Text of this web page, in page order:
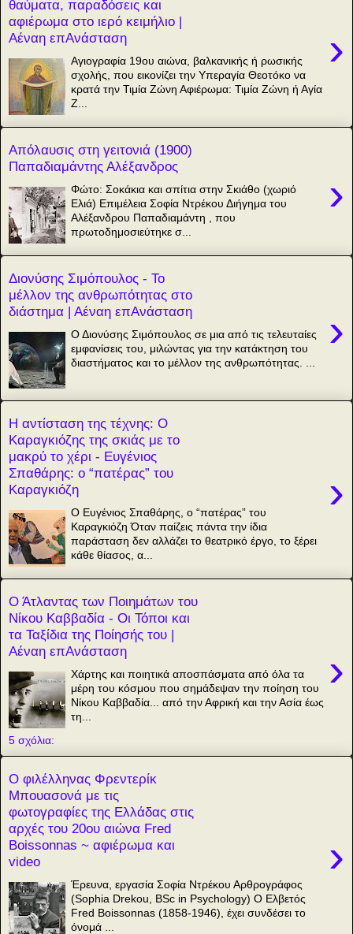
θαύματα, παραδόσεις και
αφιέρωμα στο ιερό κειμήλιο |
Αέναη επΑνάσταση
›
Αγιογραφία 19ου αιώνα, βαλκανικής ή ρωσικής
σχολής, που εικονίζει την Υπεραγία Θεοτόκο να
κρατά την Τιμία Ζώνη Αφιέρωμα: Τιμία Ζώνη ή Αγία
Ζ...
Απόλαυσις στη γειτονιά (1900)
Παπαδιαμάντης Αλέξανδρος
›
Φώτο: Σοκάκια και σπίτια στην Σκιάθο (χωριό
Ελιά) Επιμέλεια Σοφία Ντρέκου Διήγημα του
Αλέξανδρου Παπαδιαμάντη , που
πρωτοδημοσιεύτηκε σ...
Διονύσης Σιμόπουλος - Το
μέλλον της ανθρωπότητας στο
διάστημα | Αέναη επΑνάσταση
›
Ο Διονύσης Σιμόπουλος σε μια από τις τελευταίες
εμφανίσεις του, μιλώντας για την κατάκτηση του
διαστήματος και το μέλλον της ανθρωπότητας. ...
Η αντίσταση της τέχνης: Ο
Καραγκιόζης της σκιάς με το
μακρύ το χέρι - Ευγένιος
Σπαθάρης: ο “πατέρας” του
Καραγκιόζη
›
Ο Ευγένιος Σπαθάρης, ο “πατέρας” του
Καραγκιόζη Όταν παίζεις πάντα την ίδια
παράσταση δεν αλλάζει το θεατρικό έργο, το ξέρει
κάθε θίασος, α...
Ο Άτλαντας των Ποιημάτων του
Νίκου Καββαδία - Οι Τόποι και
τα Ταξίδια της Ποίησής του |
Αέναη επΑνάσταση
›
Χάρτης και ποιητικά αποσπάσματα από όλα τα
μέρη του κόσμου που σημάδεψαν την ποίηση του
Νίκου Καββαδία... από την Αφρική και την Ασία έως
τη...
5 σχόλια:
Ο φιλέλληνας Φρεντερίκ
Μπουασονά με τις
φωτογραφίες της Ελλάδας στις
αρχές του 20ου αιώνα Fred
Boissonnas ~ αφιέρωμα και
video
›
Έρευνα, εργασία Σοφία Ντρέκου Αρθρογράφος
(Sophia Drekou, BSc in Psychology) Ο Ελβετός
Fred Boissonnas (1858-1946), έχει συνδέσει το
όνομά ...